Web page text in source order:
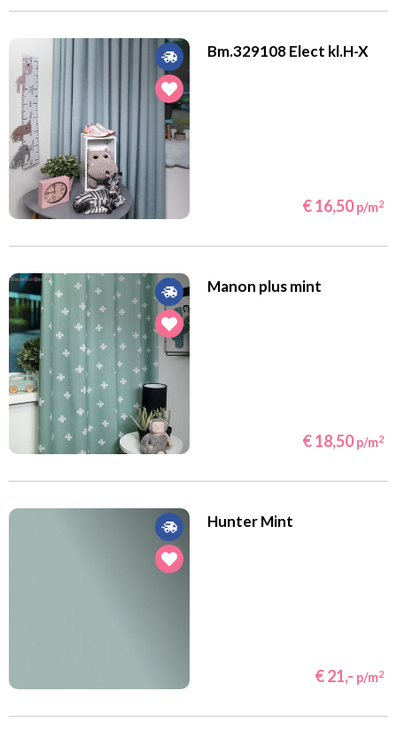
Bm.329108 Elect kl.H-X
€ 16,50 p/m2
Manon plus mint
€ 18,50 p/m2
Hunter Mint
€ 21,- p/m2